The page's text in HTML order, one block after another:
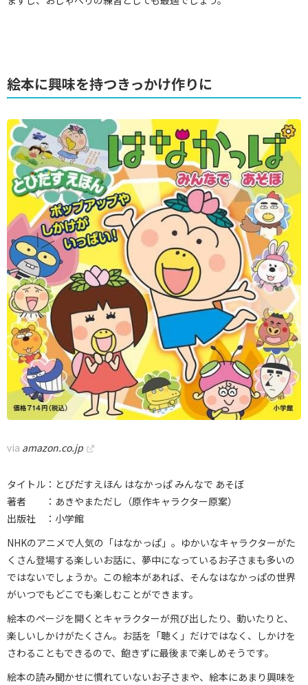
絵本に興味を持つきっかけ作りに
via amazon.co.jp
タイトル：とびだすえほん はなかっぱ みんなで あそぼ
著者 ：あきやまただし（原作キャラクター原案）
出版社 ：小学館
NHKのアニメで人気の「はなかっぱ」。ゆかいなキャラクターがた
くさん登場する楽しいお話に、夢中になっているお子さまも多いの
ではないでしょうか。この絵本があれば、そんなはなかっぱの世界
がいつでもどこでも楽しむことができます。
絵本のページを開くとキャラクターが飛び出したり、動いたりと、
楽しいしかけがたくさん。お話を「聴く」だけではなく、しかけを
さわることもできるので、飽きずに最後まで楽しめそうです。
絵本の読み聞かせに慣れていないお子さまや、絵本にあまり興味を